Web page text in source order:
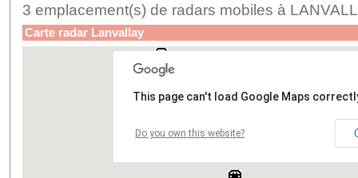
3 emplacement(s) de radars mobiles à
Carte radar Lanvallay
This page can't load Google Maps
Do you own this website?